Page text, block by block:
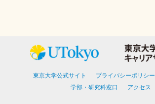
東京大学公式サイト プライバシーポリシー
学部・研究科窓口
アクセス